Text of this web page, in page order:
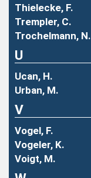
Thielecke, F.
Trempler, C.
Trochelmann, N.
U
Ucan, H.
Urban, M.
V
Vogel, F.
Vogeler, K.
Voigt, M.